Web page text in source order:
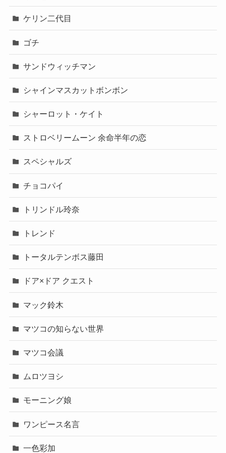
ケリン二代目
ゴチ
サンドウィッチマン
シャインマスカットボンボン
シャーロット・ケイト
ストロベリームーン 余命半年の恋
スペシャルズ
チョコパイ
トリンドル玲奈
トレンド
トータルテンボス藤田
ドア×ドア クエスト
マック鈴木
マツコの知らない世界
マツコ会議
ムロツヨシ
モーニング娘
ワンピース名言
一色彩加